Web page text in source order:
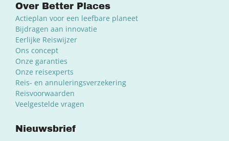
Over Better Places
Actieplan voor een leefbare planeet
Bijdragen aan innovatie
Eerlijke Reiswijzer
Ons concept
Onze garanties
Onze reisexperts
Reis- en annuleringsverzekering
Reisvoorwaarden
Veelgestelde vragen
Nieuwsbrief